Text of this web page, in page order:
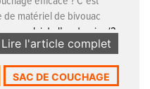
de matériel de bivouac
celui de l’an dernier (3
critère : ne pas dépasser
peuvent être emmenés
Lire l'article complet
SAC DE COUCHAGE